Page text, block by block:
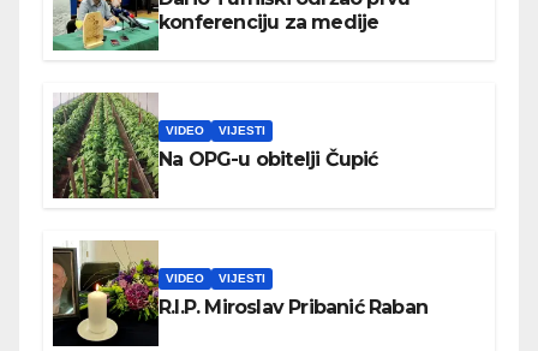
konferenciju za medije
VIDEO VIJESTI
Na OPG-u obitelji Čupić
VIDEO VIJESTI
R.I.P. Miroslav Pribanić Raban